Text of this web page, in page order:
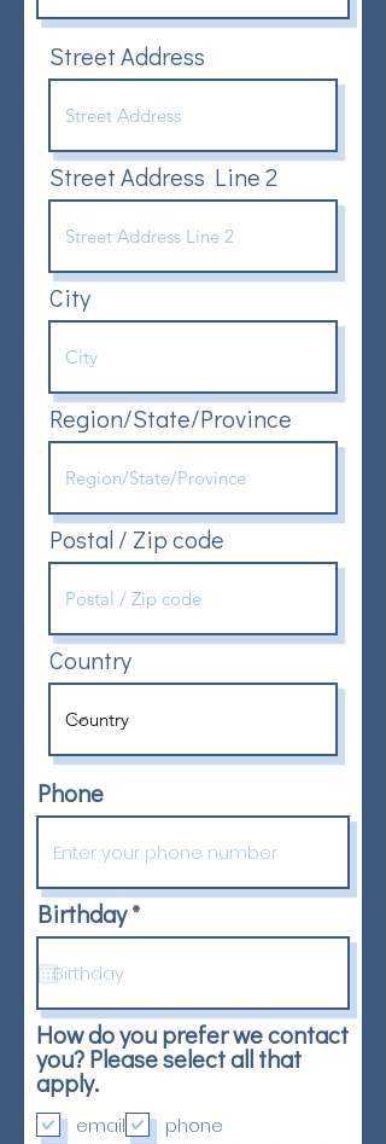
Street Address
Street Address Line 2
City
Region/State/Province
Postal / Zip code
Country
Phone
Birthday*r
e
i
r
e
How do you prefer we contact
you? Please select all that
apply.
email phone